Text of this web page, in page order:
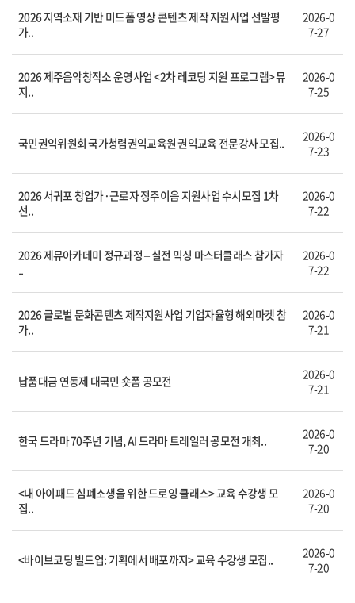
2026 지역소재 기반 미드폼 영상 콘텐츠 제작 지원사업 선발평
가..
2026-0
7-27
2026 제주음악창작소 운영사업 <2차 레코딩 지원 프로그램> 뮤
지..
2026-0
7-25
국민권익위원회 국가청렴권익교육원 권익교육 전문강사 모집..
2026-0
7-23
2026 서귀포 창업가·근로자 정주이음 지원사업 수시모집 1차
선..
2026-0
7-22
2026 제뮤아카데미 정규과정 – 실전 믹싱 마스터클래스 참가자
..
2026-0
7-22
2026 글로벌 문화콘텐츠 제작지원사업 기업자율형 해외마켓 참
가..
2026-0
7-21
납품대금 연동제 대국민 숏폼 공모전
2026-0
7-21
한국 드라마 70주년 기념, AI 드라마 트레일러 공모전 개최..
2026-0
7-20
<내 아이패드 심폐소생을 위한 드로잉 클래스> 교육 수강생 모
집..
2026-0
7-20
<바이브코딩 빌드업: 기획에서 배포까지> 교육 수강생 모집..
2026-0
7-20